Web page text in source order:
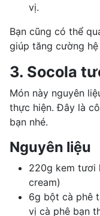
vị.
Bạn cũng có thể
giúp tăng cường
3. Socola
Món này nguyên
thực hiện. Đây là
bạn nhé.
Nguyên liệu
220g kem tươi
cream)
6g bột cà phê
vị cà phê bạn